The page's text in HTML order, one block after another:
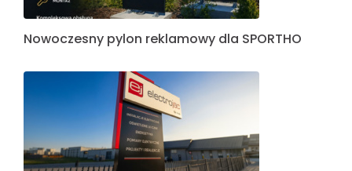
Nowoczesny pylon reklamowy dla SPORTHO